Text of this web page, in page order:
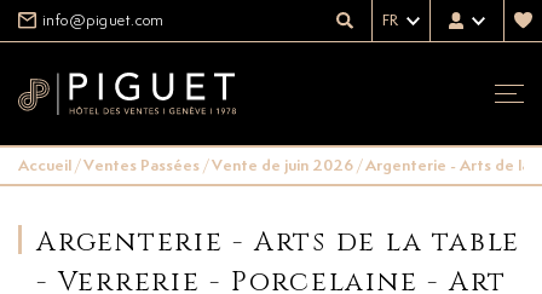
info@piguet.com FR
Accueil/Ventes Passées/Vente de juin 2026/Argenterie - Arts de la
Argenterie - Arts de la table
- Verrerie - Porcelaine - Art